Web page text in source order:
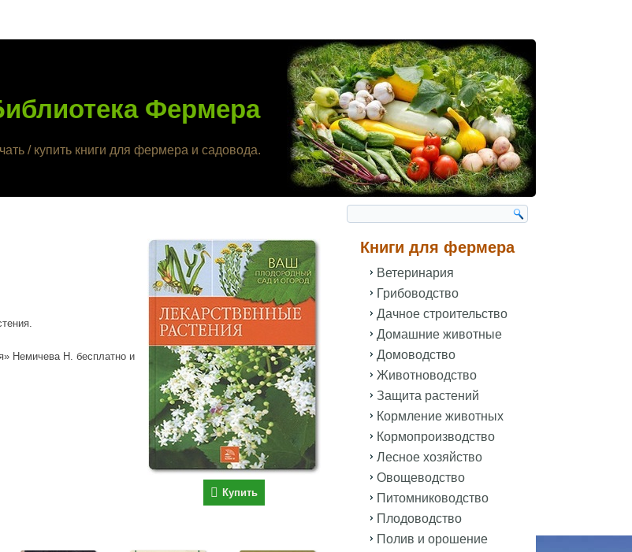
Фермера
/ купить книги для фермера и садовода.
Купить
Немичева Н. бесплатно и
Книги для фермера
Ветеринария
Грибоводство
Дачное строительство
Домашние животные
Домоводство
Животноводство
Защита растений
Кормление животных
Кормопроизводство
Лесное хозяйство
Овощеводство
Питомниководство
Плодоводство
Полив и орошение